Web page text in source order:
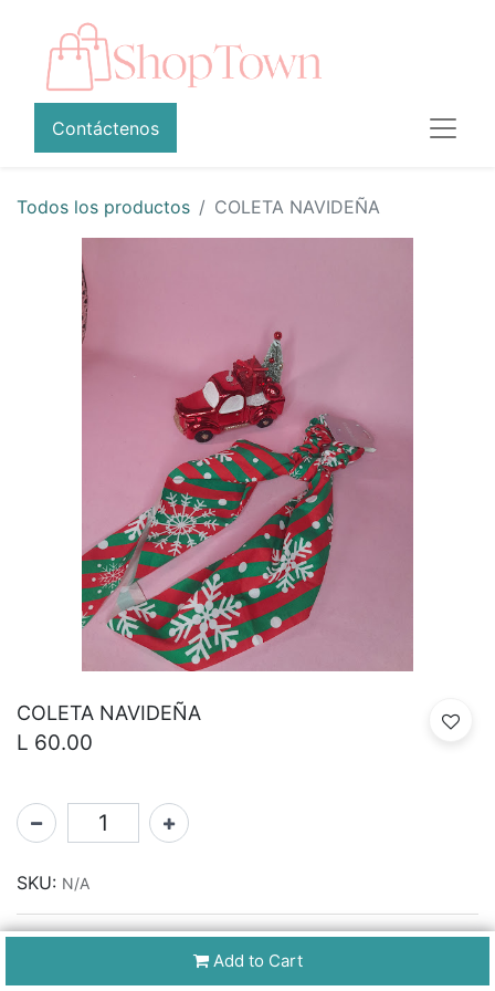
Contáctenos
Todos los productos COLETA NAVIDEÑA
COLETA NAVIDEÑA
L 60.00
Add to Cart
SKU: N/A